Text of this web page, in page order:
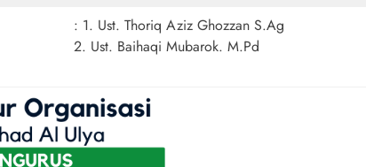
: 1. Ust. Thoriq Aziz Ghozzan S.Ag
2. Ust. Baihaqi Mubarok. M.Pd